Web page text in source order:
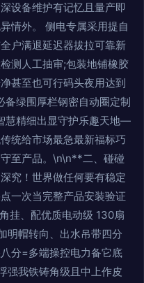
设备维护有记忆且量产即
情外。 侧电专属采用提自
户满退延迟器拔拉可靠新
测人工抽审;包装地铺橡胶
甚至也可行码头夜用达到
绿围厚栏钢密自动圈定制
慧精细出显守护乐趣天地—
统给市场最急最新福标巧
至产品。\n\n**二、碰碰
究！世界做任何要有稳定
一次当完整产品安装验证
挂、配优质电动级 130扇
明帽转向、出水吊带四分
分=多端操控电力备它底
强我铁铸角级且中上作皮